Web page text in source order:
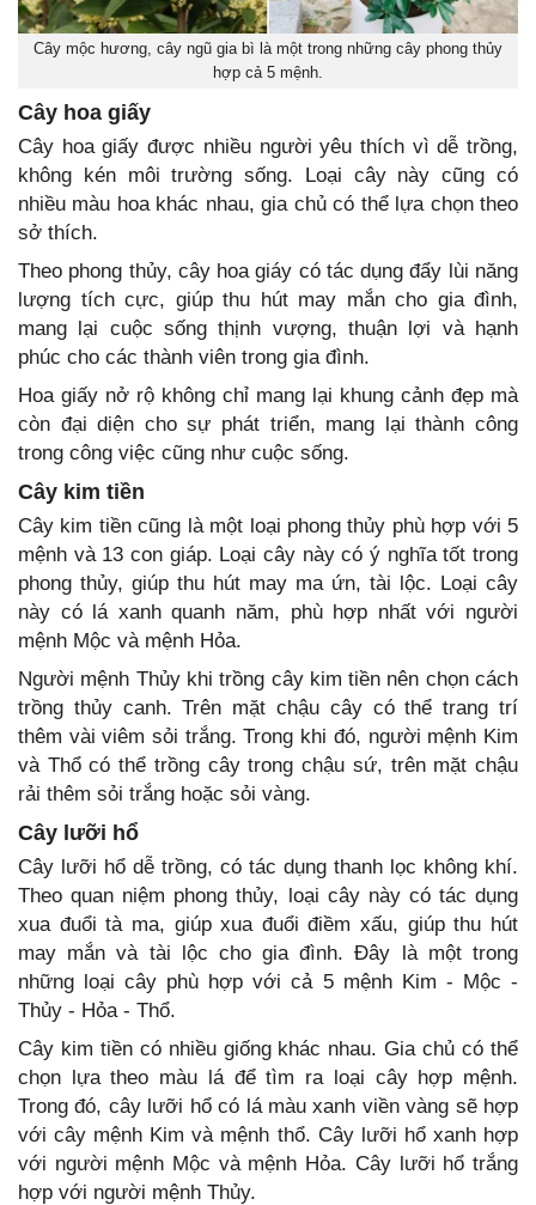
Cây mộc hương, cây ngũ gia bì là một trong những cây phong thủy
hợp cả 5 mệnh.
Cây hoa giấy
Cây hoa giấy được nhiều người yêu thích vì dễ trồng,
không kén môi trường sống. Loại cây này cũng có
nhiều màu hoa khác nhau, gia chủ có thể lựa chọn theo
sở thích.
Theo phong thủy, cây hoa giáy có tác dụng đẩy lùi năng
lượng tích cực, giúp thu hút may mắn cho gia đình,
mang lại cuộc sống thịnh vượng, thuận lợi và hạnh
phúc cho các thành viên trong gia đình.
Hoa giấy nở rộ không chỉ mang lại khung cảnh đẹp mà
còn đại diện cho sự phát triển, mang lại thành công
trong công việc cũng như cuộc sống.
Cây kim tiền
Cây kim tiền cũng là một loại phong thủy phù hợp với 5
mệnh và 13 con giáp. Loại cây này có ý nghĩa tốt trong
phong thủy, giúp thu hút may ma ứn, tài lộc. Loại cây
này có lá xanh quanh năm, phù hợp nhất với người
mệnh Mộc và mệnh Hỏa.
Người mệnh Thủy khi trồng cây kim tiền nên chọn cách
trồng thủy canh. Trên mặt chậu cây có thể trang trí
thêm vài viêm sỏi trắng. Trong khi đó, người mệnh Kim
và Thổ có thể trồng cây trong chậu sứ, trên mặt chậu
rải thêm sỏi trắng hoặc sỏi vàng.
Cây lưỡi hổ
Cây lưỡi hổ dễ trồng, có tác dụng thanh lọc không khí.
Theo quan niệm phong thủy, loại cây này có tác dụng
xua đuổi tà ma, giúp xua đuổi điềm xấu, giúp thu hút
may mắn và tài lộc cho gia đình. Đây là một trong
những loại cây phù hợp với cả 5 mệnh Kim - Mộc -
Thủy - Hỏa - Thổ.
Cây kim tiền có nhiều giống khác nhau. Gia chủ có thể
chọn lựa theo màu lá để tìm ra loại cây hợp mệnh.
Trong đó, cây lưỡi hổ có lá màu xanh viền vàng sẽ hợp
với cây mệnh Kim và mệnh thổ. Cây lưỡi hổ xanh hợp
với người mệnh Mộc và mệnh Hỏa. Cây lưỡi hổ trắng
hợp với người mệnh Thủy.